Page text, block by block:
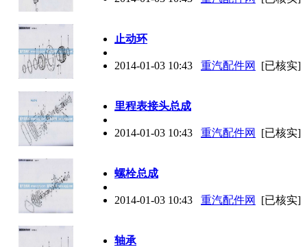
止动环
2014-01-03 10:43 重汽配件网 [已核实]
里程表接头总成
2014-01-03 10:43 重汽配件网 [已核实]
螺栓总成
2014-01-03 10:43 重汽配件网 [已核实]
轴承